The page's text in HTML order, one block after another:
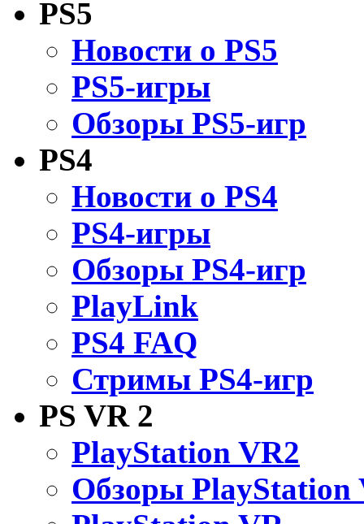
PS5
Новости о PS5
PS5-игры
Обзоры PS5-игр
PS4
Новости о PS4
PS4-игры
Обзоры PS4-игр
PlayLink
PS4 FAQ
Стримы PS4-игр
PS VR 2
PlayStation VR2
Обзоры PlayStation